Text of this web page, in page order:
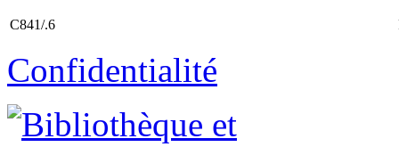
C841/.6
Confidentialité